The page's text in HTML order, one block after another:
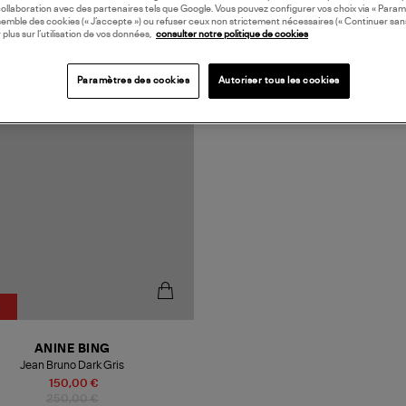
150,00 €
ANINE BING
Jean Bruno Dark Gris
avec des partenaires tels que Google. Vous pouvez configurer vos choix via «
des cookies (« J’accepte ») ou refuser ceux non strictement nécessaires (« Continuer
plus sur l’utilisation de vos données,
consulter notre politique de cookies
Paramètres des cookies Autoriser tous les cookies